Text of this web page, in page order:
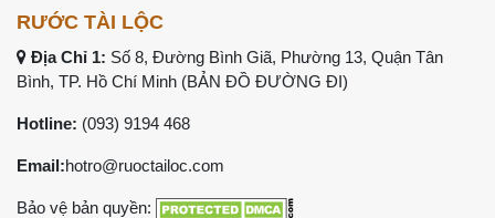
RƯỚC TÀI LỘC
Địa Chỉ 1: Số 8, Đường Bình Giã, Phường 13, Quận Tân
Bình, TP. Hồ Chí Minh (BẢN ĐỒ ĐƯỜNG ĐI)
Hotline: (093) 9194 468
Email:hotro@ruoctailoc.com
Bảo vệ bản quyền: